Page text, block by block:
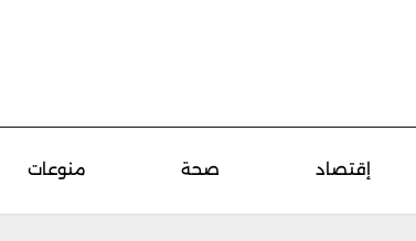
إقتصاد صحة منوعات